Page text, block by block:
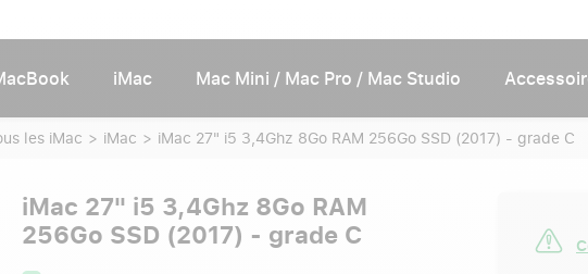
iMac Mac Mini / Mac Pro / Mac Studio
les iMac iMac iMac 27" i5 3,4Ghz 8Go RAM 256Go SSD (2017) - grade C
iMac 27" i5 3,4Ghz 8Go RAM
256Go SSD (2017) - grade C